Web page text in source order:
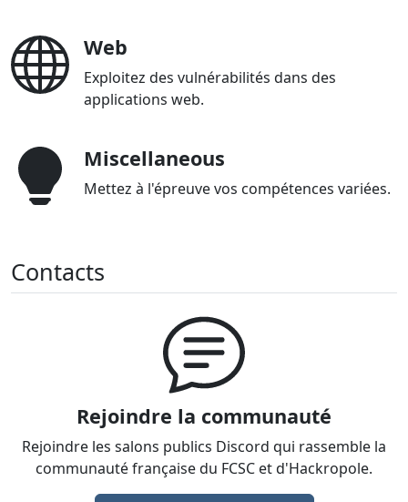
Web
Exploitez des vulnérabilités dans des
applications web.
Miscellaneous
Mettez à l'épreuve vos compétences variées.
Contacts
Rejoindre la communauté
Rejoindre les salons publics Discord qui rassemble la
communauté française du FCSC et d'Hackropole.